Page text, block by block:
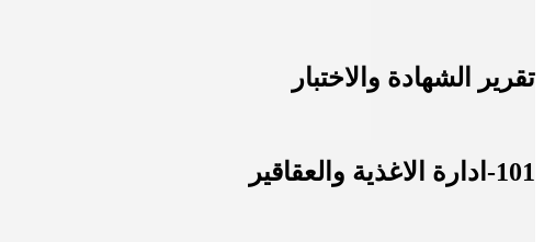
تقرير الشهادة والاختبار
101-ادارة الاغذية والعقاقير